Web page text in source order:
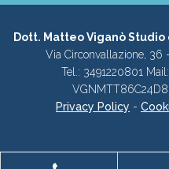
Dott. Matteo Viganò
Via Circonvallazione, 36
Tel.: 3491220801
Privacy Policy -